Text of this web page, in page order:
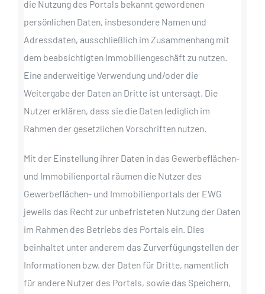
die Nutzung des Portals bekannt gewordenen
persönlichen Daten, insbesondere Namen und
Adressdaten, ausschließlich im Zusammenhang mit
dem beabsichtigten Immobiliengeschäft zu nutzen.
Eine anderweitige Verwendung und/oder die
Weitergabe der Daten an Dritte ist untersagt. Die
Nutzer erklären, dass sie die Daten lediglich im
Rahmen der gesetzlichen Vorschriften nutzen.
Mit der Einstellung ihrer Daten in das Gewerbeflächen-
und Immobilienportal räumen die Nutzer des
Gewerbeflächen- und Immobilienportals der EWG
jeweils das Recht zur unbefristeten Nutzung der Daten
im Rahmen des Betriebs des Portals ein. Dies
beinhaltet unter anderem das Zurverfügungstellen der
Informationen bzw. der Daten für Dritte, namentlich
für andere Nutzer des Portals, sowie das Speichern,